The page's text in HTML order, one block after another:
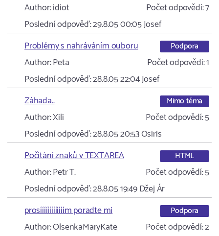
Author:idiot Počet odpovědí:7
Poslední odpověď:29.8.05 00:05Josef
Problémy s nahráváním ouboru
Podpora
Author:Peta Počet odpovědí:1
Poslední odpověď:28.8.05 22:04Josef
Záhada..
Mimo téma
Author:Xili Počet odpovědí:5
Poslední odpověď:28.8.05 20:53Osiris
Počítání znaků v TEXTAREA
HTML
Author:Petr T. Počet odpovědí:5
Poslední odpověď:28.8.05 19:49Džej Ár
prosííííííííííííím poradte mi
Podpora
Author:OlsenkaMaryKate Počet odpovědí:2